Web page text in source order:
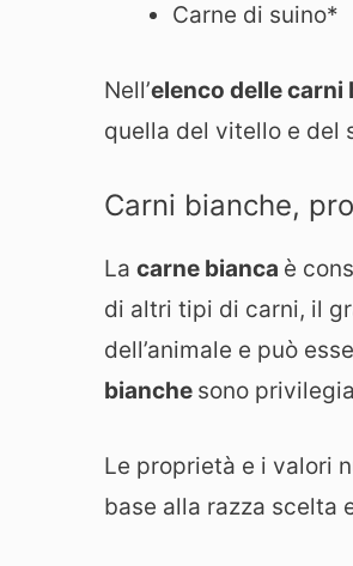
Carne di suino*
Nell’elenco delle carni
quella del vitello e del
Carni bianche,
La carne bianca è
di altri tipi di carni, il
dell’animale e può
bianche sono
Le proprietà e i valori
base alla razza scelta